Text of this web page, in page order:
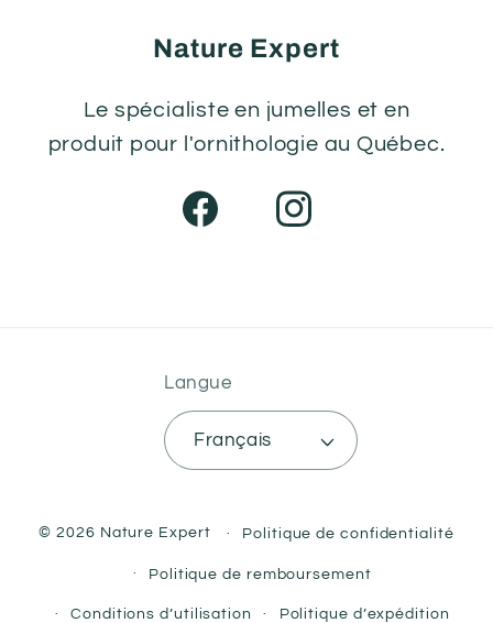
Nature Expert
Le spécialiste en jumelles et en
produit pour l'ornithologie au Québec.
FacebookInstagram
Langue
Français
© 2026 Nature Expert Politique de confidentialité
Politique de remboursement
Conditions d’utilisation Politique d’expédition